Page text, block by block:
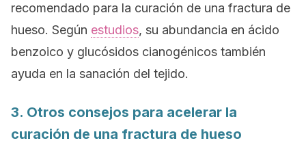
recomendado para la curación de una fractura de
hueso. Según estudios, su abundancia en ácido
benzoico y glucósidos cianogénicos también
ayuda en la sanación del tejido.
3. Otros consejos para acelerar la
curación de una fractura de hueso